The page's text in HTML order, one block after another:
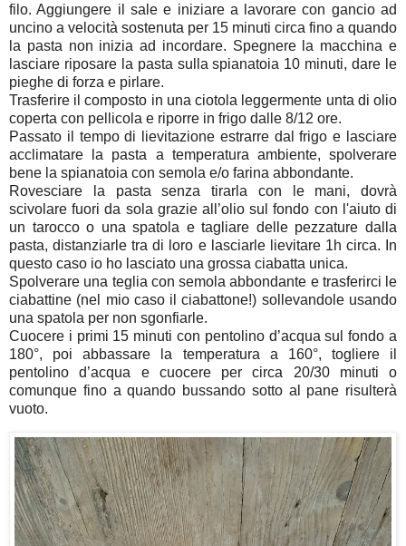
filo. Aggiungere il sale e iniziare a lavorare con gancio ad
uncino a velocità sostenuta per 15 minuti circa fino a quando
la pasta non inizia ad incordare. Spegnere la macchina e
lasciare riposare la pasta sulla spianatoia 10 minuti, dare le
pieghe di forza e pirlare.
Trasferire il composto in una ciotola leggermente unta di olio
coperta con pellicola e riporre in frigo dalle 8/12 ore.
Passato il tempo di lievitazione estrarre dal frigo e lasciare
acclimatare la pasta a temperatura ambiente, spolverare
bene la spianatoia con semola e/o farina abbondante.
Rovesciare la pasta senza tirarla con le mani, dovrà
scivolare fuori da sola grazie all’olio sul fondo con l'aiuto di
un tarocco o una spatola e tagliare delle pezzature dalla
pasta, distanziarle tra di loro e lasciarle lievitare 1h circa. In
questo caso io ho lasciato una grossa ciabatta unica.
Spolverare una teglia con semola abbondante e trasferirci le
ciabattine (nel mio caso il ciabattone!) sollevandole usando
una spatola per non sgonfiarle.
Cuocere i primi 15 minuti con pentolino d’acqua sul fondo a
180°, poi abbassare la temperatura a 160°, togliere il
pentolino d’acqua e cuocere per circa 20/30 minuti o
comunque fino a quando bussando sotto al pane risulterà
vuoto.